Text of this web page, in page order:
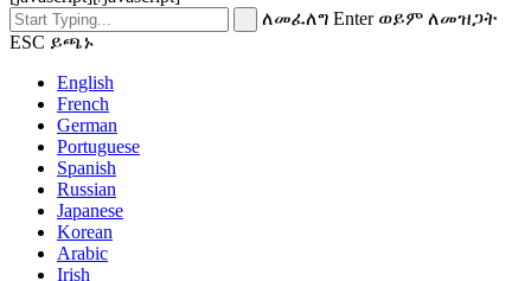
ለመፈለግ Enter ወይም ለመዝጋት
ESC ይጫኑ
English
French
German
Portuguese
Spanish
Russian
Japanese
Korean
Arabic
Irish